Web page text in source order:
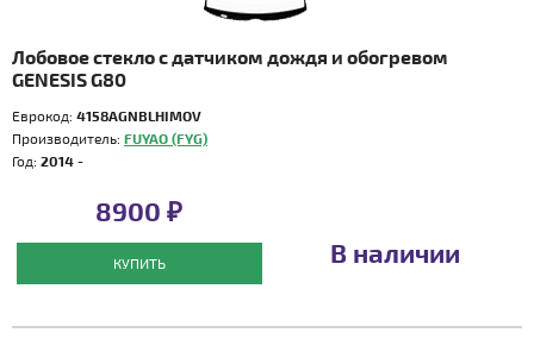
Лобовое стекло с датчиком дождя и обогревом
GENESIS G80
Еврокод: 4158AGNBLHIMOV
Производитель: FUYAO (FYG)
Год: 2014 -
8900 ₽
КУПИТЬ В наличии